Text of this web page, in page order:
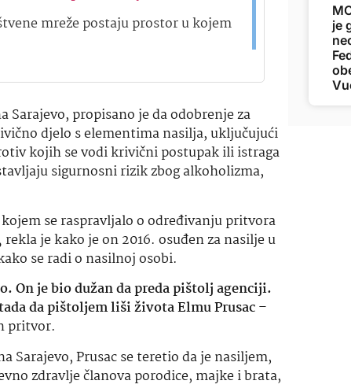
mreže postaju prostor u kojem
propisano je da odobrenje za
djelo s elementima nasilja, uključujući
kojih se vodi krivični postupak ili istraga
sigurnosni rizik zbog alkoholizma,
se raspravljalo o određivanju pritvora
rekla je kako je on 2016. osuđen za nasilje u
se radi o nasilnoj osobi.
On je bio dužan da preda pištolj agenciji.
da pištoljem liši života Elmu Prusac–
pritvor.
Sarajevo, Prusac se teretio da je nasiljem,
zdravlje članova porodice, majke i brata,
je